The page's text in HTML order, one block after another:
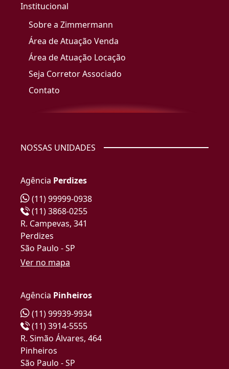
Institucional
Sobre a Zimmermann
Área de Atuação Venda
Área de Atuação Locação
Seja Corretor Associado
Contato
NOSSAS UNIDADES
Agência Perdizes
(11) 99999-0938
(11) 3868-0255
R. Campevas, 341
Perdizes
São Paulo - SP
Ver no mapa
Agência Pinheiros
(11) 99939-9934
(11) 3914-5555
R. Simão Álvares, 464
Pinheiros
São Paulo - SP